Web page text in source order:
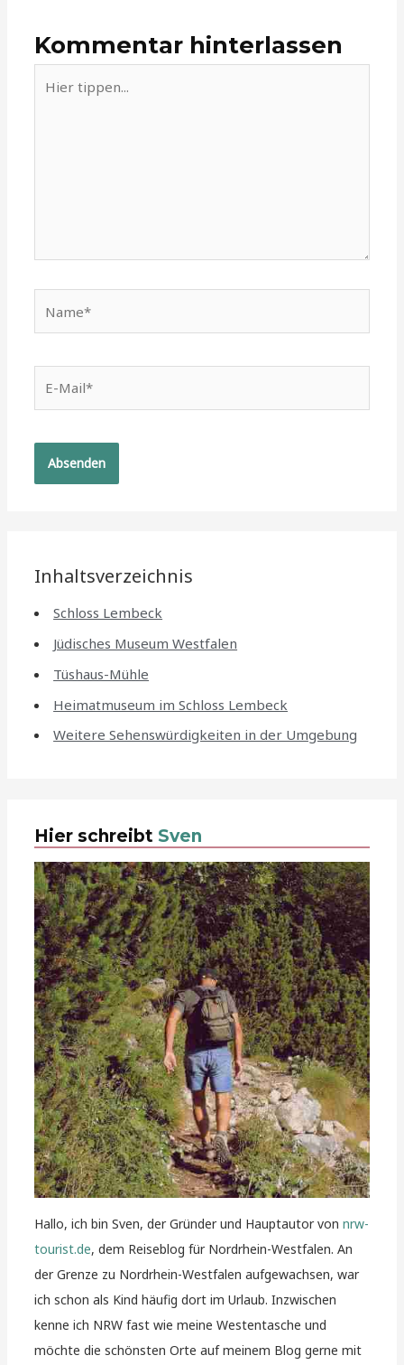
Kommentar hinterlassen
tippen...
Mail*
Inhaltsverzeichnis
Schloss Lembeck
Jüdisches Museum Westfalen
Tüshaus-Mühle
Heimatmuseum im Schloss Lembeck
Weitere Sehenswürdigkeiten in der Umgebung
Hier schreibt Sven
Hallo, ich bin Sven, der Gründer und Hauptautor vonnrw-
tourist.de, dem Reiseblog für Nordrhein-Westfalen. An
der Grenze zu Nordrhein-Westfalen aufgewachsen, war
ich schon als Kind häufig dort im Urlaub. Inzwischen
kenne ich NRW fast wie meine Westentasche und
möchte die schönsten Orte auf meinem Blog gerne mit